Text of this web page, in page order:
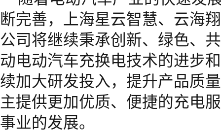
断完善，上海星云智慧、云海
公司将继续秉承创新、绿色、
动电动汽车充换电技术的进步
续加大研发投入，提升产品质
主提供更加优质、便捷的充电
事业的发展。